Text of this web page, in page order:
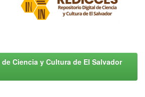
Ciencia y Cultura de El Salvador